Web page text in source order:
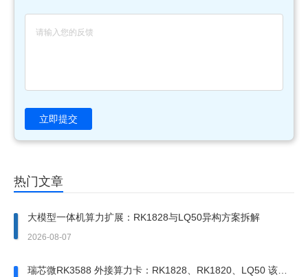
立即提交
热门文章
大模型一体机算力扩展：RK1828与LQ50异构方案拆解
2026-08-07
瑞芯微RK3588 外接算力卡：RK1828、RK1820、LQ50 该上